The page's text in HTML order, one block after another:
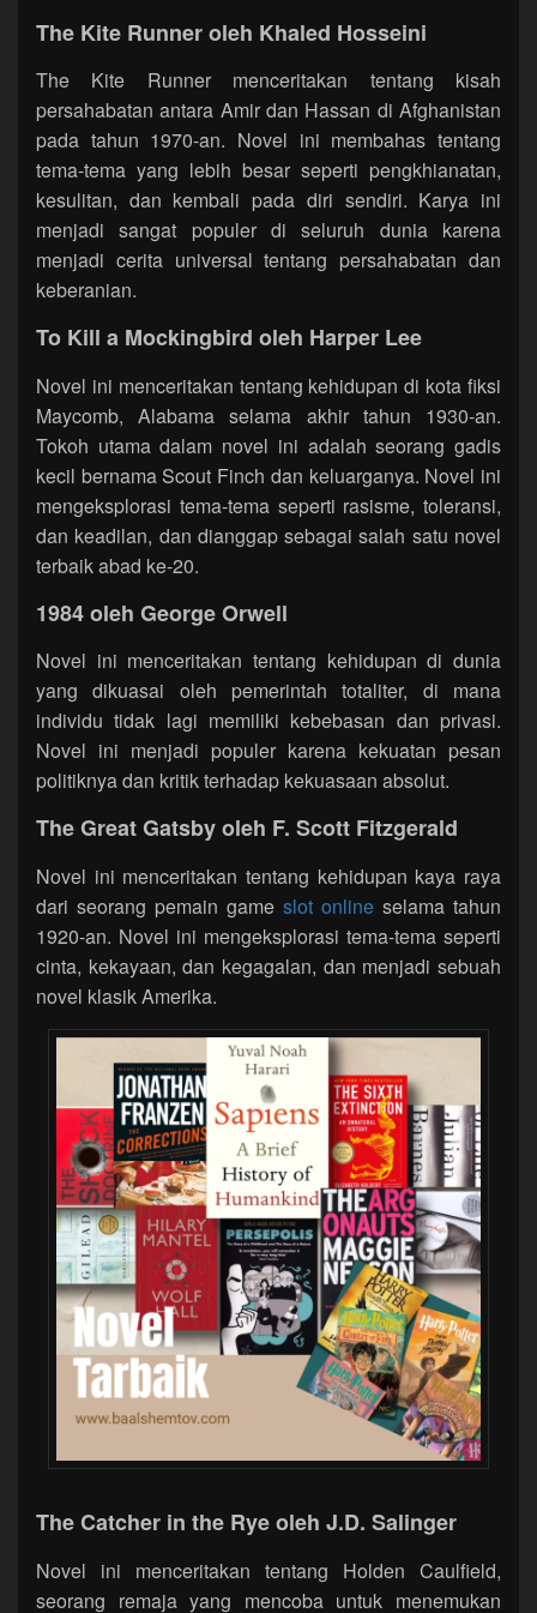
The Kite Runner oleh Khaled Hosseini
The Kite Runner menceritakan tentang kisah
persahabatan antara Amir dan Hassan di Afghanistan
pada tahun 1970-an. Novel ini membahas tentang
tema-tema yang lebih besar seperti pengkhianatan,
kesulitan, dan kembali pada diri sendiri. Karya ini
menjadi sangat populer di seluruh dunia karena
menjadi cerita universal tentang persahabatan dan
keberanian.
To Kill a Mockingbird oleh Harper Lee
Novel ini menceritakan tentang kehidupan di kota fiksi
Maycomb, Alabama selama akhir tahun 1930-an.
Tokoh utama dalam novel ini adalah seorang gadis
kecil bernama Scout Finch dan keluarganya. Novel ini
mengeksplorasi tema-tema seperti rasisme, toleransi,
dan keadilan, dan dianggap sebagai salah satu novel
terbaik abad ke-20.
1984 oleh George Orwell
Novel ini menceritakan tentang kehidupan di dunia
yang dikuasai oleh pemerintah totaliter, di mana
individu tidak lagi memiliki kebebasan dan privasi.
Novel ini menjadi populer karena kekuatan pesan
politiknya dan kritik terhadap kekuasaan absolut.
The Great Gatsby oleh F. Scott Fitzgerald
Novel ini menceritakan tentang kehidupan kaya raya
dari seorang pemain game slot online selama tahun
1920-an. Novel ini mengeksplorasi tema-tema seperti
cinta, kekayaan, dan kegagalan, dan menjadi sebuah
novel klasik Amerika.
The Catcher in the Rye oleh J.D. Salinger
Novel ini menceritakan tentang Holden Caulfield,
seorang remaja yang mencoba untuk menemukan